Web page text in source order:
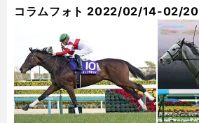
コラムフォト 2022/02/14-02/20